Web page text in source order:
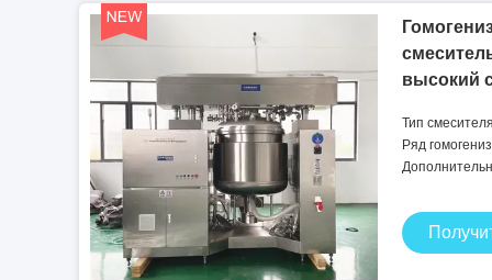
высокий
Тип
Ряд